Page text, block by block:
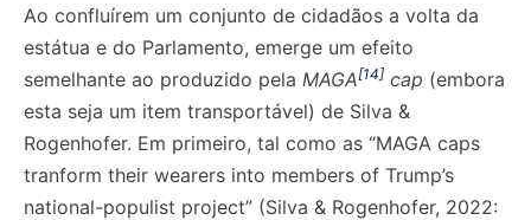
Ao confluírem um conjunto de cidadãos a volta da
estátua e do Parlamento, emerge um efeito
semelhante ao produzido pela MAGA[14] cap (embora
esta seja um item transportável) de Silva &
Rogenhofer. Em primeiro, tal como as “MAGA caps
tranform their wearers into members of Trump’s
national-populist project” (Silva & Rogenhofer, 2022: